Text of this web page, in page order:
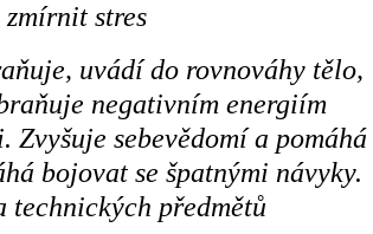
stres
uvádí do rovnováhy tělo,
negativním energiím
sebevědomí a pomáhá
bojovat se špatnými návyky.
technických předmětů